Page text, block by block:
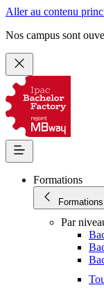
Aller au contenu
Nos campus sont
Formations
Formations
Par